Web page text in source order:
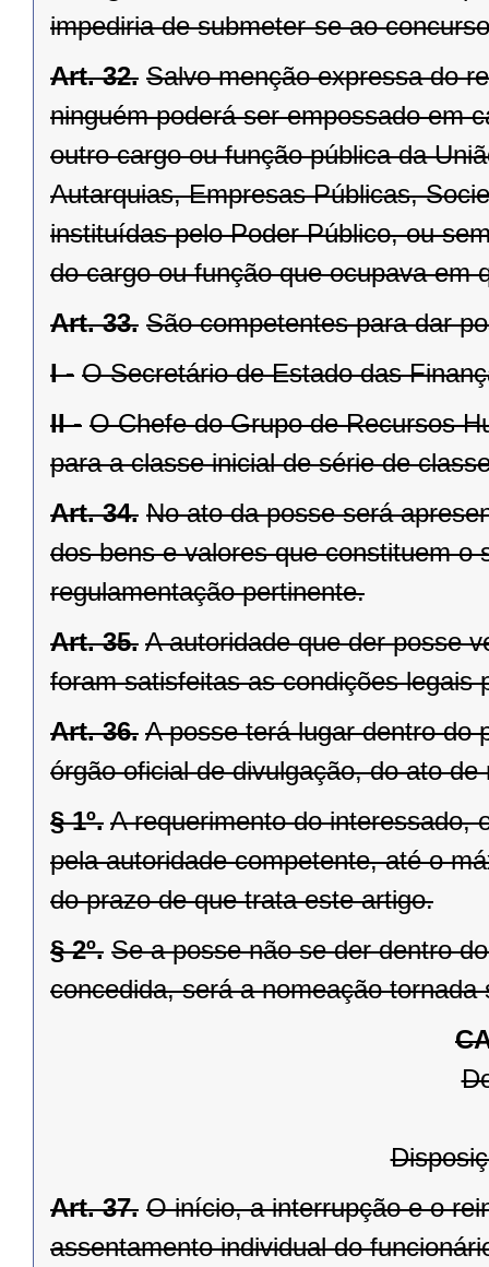
impediria de submeter-se ao
Art. 32. Salvo menção expressa do
ninguém poderá ser empossado em
outro cargo ou função pública da
Autarquias, Empresas Públicas,
instituídas pelo Poder Público, ou
do cargo ou função que ocupava em
Art. 33. São competentes para dar
I - O Secretário de Estado das
II - O Chefe do Grupo de Recursos
para a classe inicial de série de
Art. 34. No ato da posse será
dos bens e valores que constituem o
regulamentação pertinente.
Art. 35. A autoridade que der posse
foram satisfeitas as condições legais
Art. 36. A posse terá lugar dentro do
órgão oficial de divulgação, do ato de
§ 1º. A requerimento do interessado,
pela autoridade competente, até o
do prazo de que trata este artigo.
§ 2º. Se a posse não se der dentro
concedida, será a nomeação tornada
Art. 37. O início, a interrupção e o
assentamento individual do